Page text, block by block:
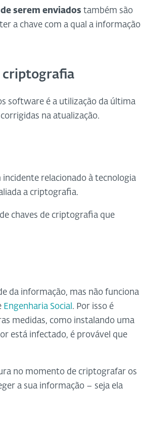
serem enviados também são
a chave com a qual a informação
criptografia
software é a utilização da última
na atualização.
incidente relacionado à tecnologia
a criptografia.
chaves de criptografia que
da informação, mas não funciona
Engenharia Social . Por isso é
medidas, como instalando uma
está infectado, é provável que
no momento de criptografar os
a sua informação – seja ela